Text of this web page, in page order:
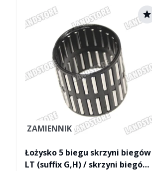
ZAMIENNIK
Łożysko 5 biegu skrzyni biegów
LT (suffix G,H) / skrzyni biegów